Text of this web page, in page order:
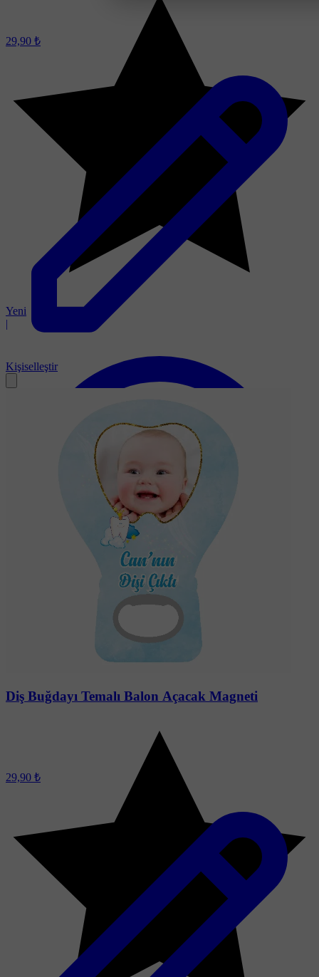
Yeni
|
29,90 ₺
Kişiselleştir
Diş Buğdayı Temalı Balon Açacak Magneti
29,90 ₺